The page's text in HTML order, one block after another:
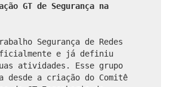
GT de Segurança na
Segurança de Redes
e já definiu
atividades. Esse grupo
desde a criação do Comitê